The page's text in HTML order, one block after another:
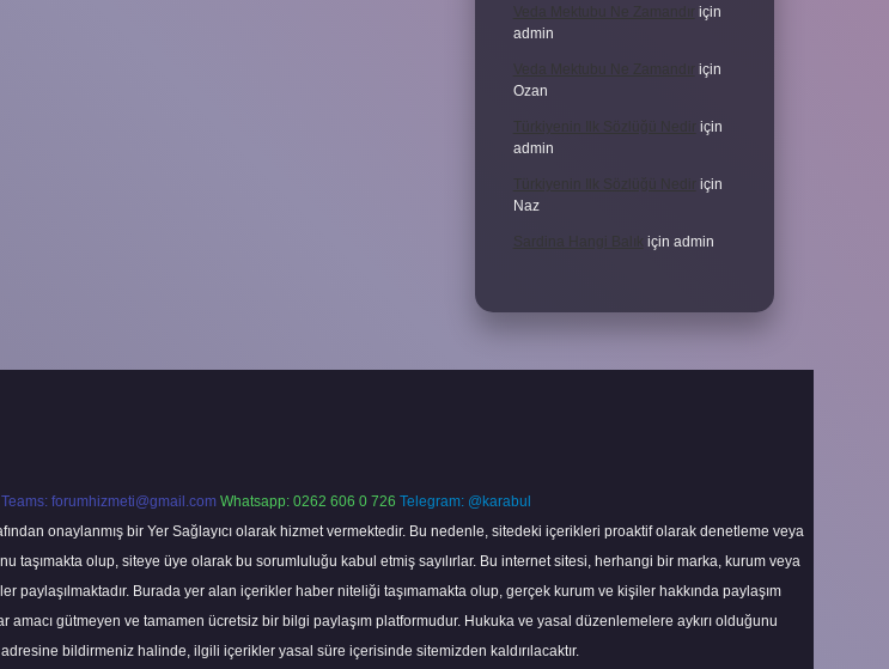
Veda Mektubu Ne Zamandır için
admin
Veda Mektubu Ne Zamandır için
Ozan
Türkiyenin Ilk Sözlüğü Nedir için
admin
Türkiyenin Ilk Sözlüğü Nedir için
Naz
Sardina Hangi Balık için admin
Teams: forumhizmeti@gmail.com Whatsapp: 0262 606 0 726 Telegram: @karabul
onaylanmış bir Yer Sağlayıcı olarak hizmet vermektedir. Bu nedenle, sitedeki içerikleri proaktif olarak denetleme veya
taşımakta olup, siteye üye olarak bu sorumluluğu kabul etmiş sayılırlar. Bu internet sitesi, herhangi bir marka, kurum veya
paylaşılmaktadır. Burada yer alan içerikler haber niteliği taşımamakta olup, gerçek kurum ve kişiler hakkında paylaşım
gütmeyen ve tamamen ücretsiz bir bilgi paylaşım platformudur. Hukuka ve yasal düzenlemelere aykırı olduğunu
adresine bildirmeniz halinde, ilgili içerikler yasal süre içerisinde sitemizden kaldırılacaktır.